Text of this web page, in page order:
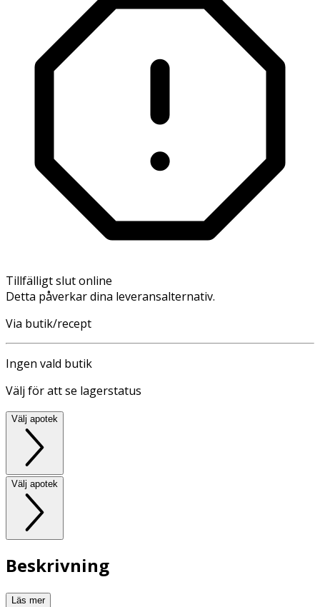
Tillfälligt slut online
Detta påverkar dina leveransalternativ.
Via butik/recept
Ingen vald butik
Välj för att se lagerstatus
Välj apotek
Välj apotek
Beskrivning
Läs mer